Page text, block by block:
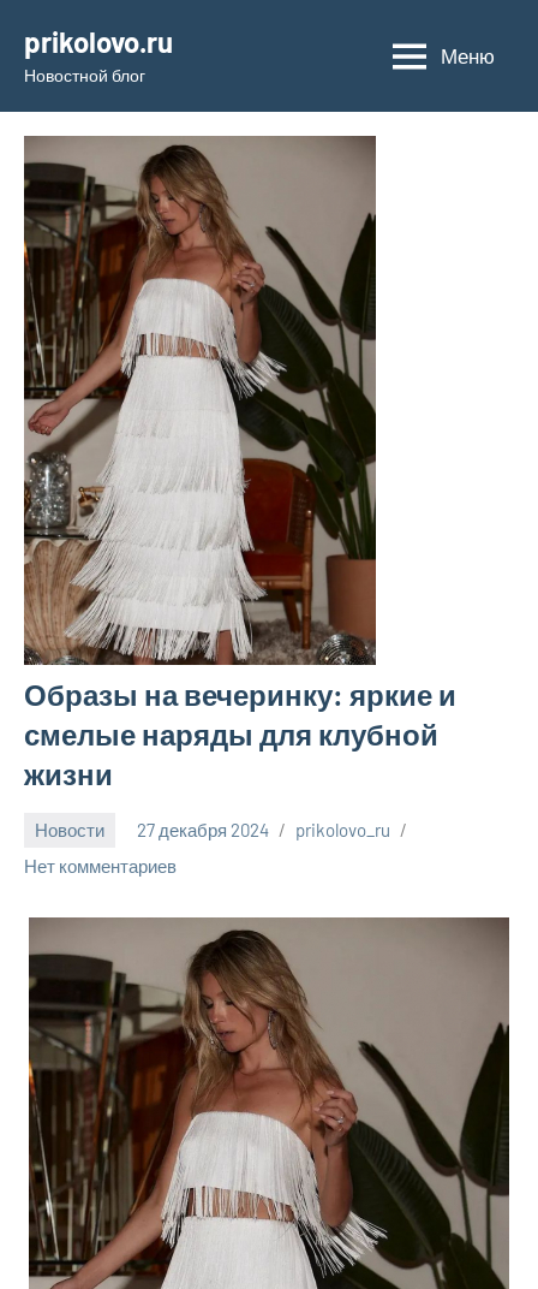
содержимому
prikolovo.ru
Новостной блог
Меню
Образы на вечеринку: яркие и
смелые наряды для клубной
жизни
Новости 27 декабря 2024
prikolovo_ru
Нет комментариев